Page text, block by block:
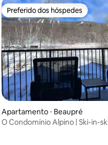
média de 5, 529
Preferido dos hóspedes
Preferido dos hóspedes
Apartamento ⋅ Beaupré
O Condomínio Alpino | Ski-in-